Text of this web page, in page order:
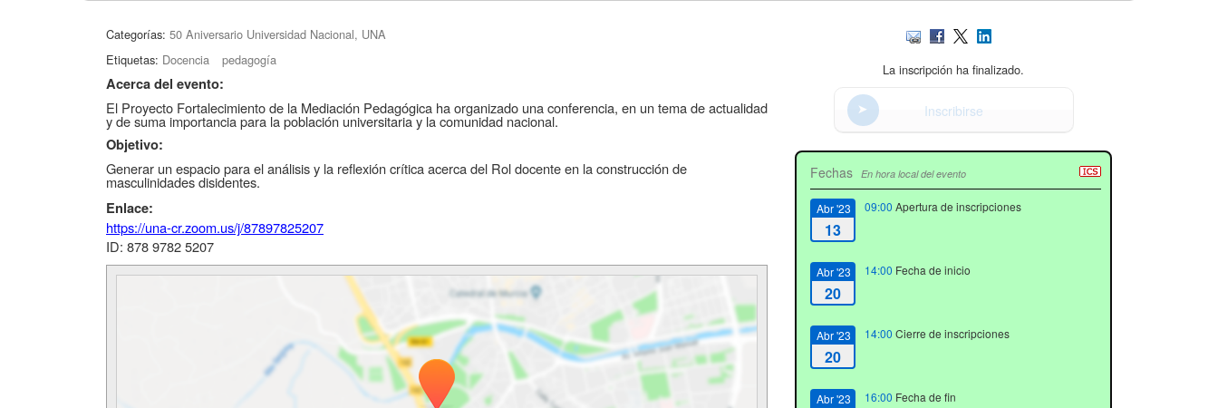
Categorías: 50 Aniversario Universidad Nacional, UNA
Etiquetas: Docencia pedagogía
Acerca del evento:
El Proyecto Fortalecimiento de la Mediación Pedagógica ha organizado una conferencia, en un tema de actualidad
y de suma importancia para la población universitaria y la comunidad nacional.
Objetivo:
Generar un espacio para el análisis y la reflexión crítica acerca del Rol docente en la construcción de
masculinidades disidentes.
Enlace:
https://una-cr.zoom.us/j/87897825207
ID: 878 9782 5207
La inscripción ha finalizado.
Inscribirse
Fechas En hora local del evento
Abr '23
13
09:00 Apertura de inscripciones
Abr '23
20
14:00 Fecha de inicio
Abr '23
20
14:00 Cierre de inscripciones
Abr '23 16:00 Fecha de fin